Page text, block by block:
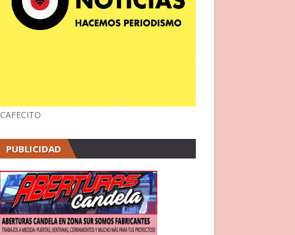
CAFECITO
PUBLICIDAD